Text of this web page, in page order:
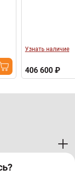
Узнать наличие
406 600 ₽